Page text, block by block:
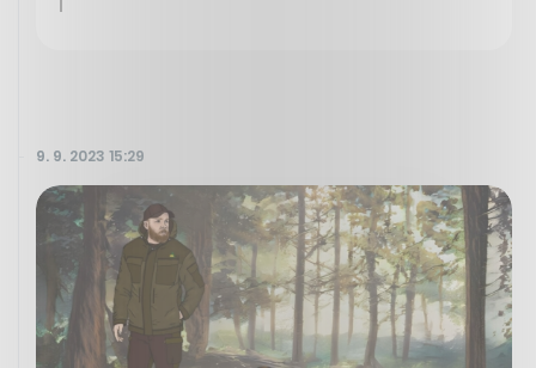
9. 9. 2023 15:29